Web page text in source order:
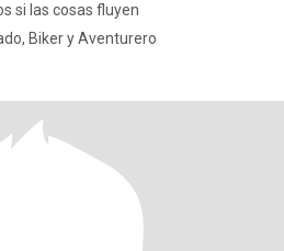
si las cosas fluyen
Biker y Aventurero